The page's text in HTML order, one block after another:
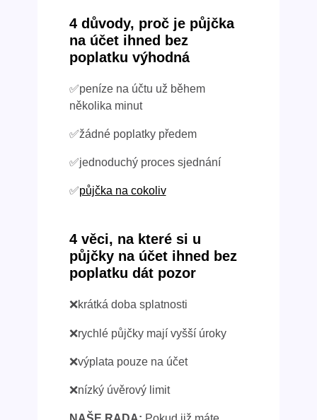
4 důvody, proč je půjčka
na účet ihned bez
poplatku výhodná
✅peníze na účtu už během
několika minut
✅žádné poplatky předem
✅jednoduchý proces sjednání
✅půjčka na cokoliv
4 věci, na které si u
půjčky na účet ihned bez
poplatku dát pozor
❌krátká doba splatnosti
❌rychlé půjčky mají vyšší úroky
❌výplata pouze na účet
❌nízký úvěrový limit